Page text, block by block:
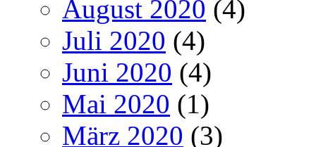
August 2020 (4)
Juli 2020 (4)
Juni 2020 (4)
Mai 2020 (1)
März 2020 (3)